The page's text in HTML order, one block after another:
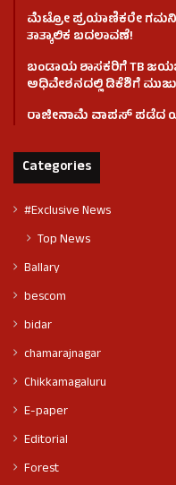
ಮೆಟ್ರೋ ಪ್ರಯಾಣಿಕರೇ
ತಾತ್ಕಾಲಿಕ ಬದಲಾವಣೆ!
ಬಂಡಾಯ ಶಾಸಕರಿಗೆ TB
ಅಧಿವೇಶನದಲ್ಲಿ ಡಿಕೆಶಿಗೆ
ರಾಜೀನಾಮೆ ವಾಪಸ್ ಪಡೆದ
Categories
#Exclusive News
Top News
Ballary
bescom
bidar
chamarajnagar
Chikkamagaluru
E-paper
Editorial
Forest